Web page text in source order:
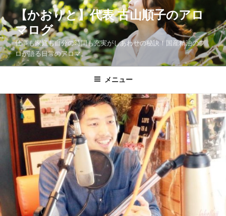
コ
ン
テ
ン
ツ
へ
【かおりと】代表 古山順子のアロ
マログ
仕事も家庭も自分の時間も充実がしあわせの秘訣！国産精油のプ
ロが語る日常のアロマ。
メニュー